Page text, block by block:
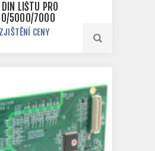
LIŠTU PRO
5000/7000
CENY